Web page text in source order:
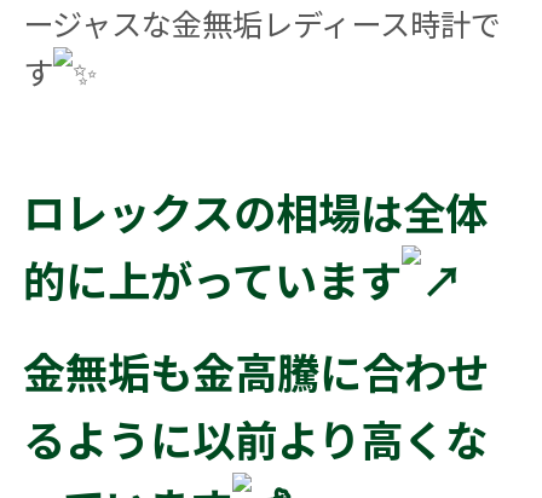
ージャスな金無垢レディース時計で
す
ロレックスの相場は全体
的に上がっています
金無垢も金高騰に合わせ
るように以前より高くな